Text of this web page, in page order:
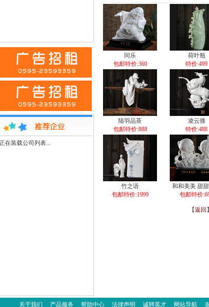
在装载公司列表...
同乐
包邮特价:360
荷叶瓶
特价:499
陆羽品茶
包邮特价:888
凌云骓
特价:488
竹之语
包邮特价:1999
和和美美 甜
包邮特价
【返回
关于我们 产品服务 帮助中心 法律声明 诚聘英才 网站导航